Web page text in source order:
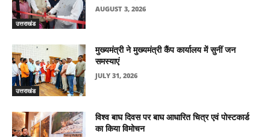
उत्तराखंड
AUGUST 3, 2026
उत्तराखंड
मुख्यमंत्री ने मुख्यमंत्री कैंप कार्यालय में सुनीं जन
समस्याएं
JULY 31, 2026
विश्व बाघ दिवस पर बाघ आधारित चित्र एवं पोस्टकार्ड
का किया विमोचन